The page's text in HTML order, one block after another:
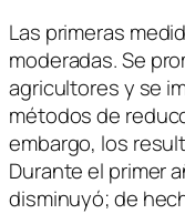
Las primeras
moderadas. Se
agricultores y se
métodos de
embargo, los
Durante el primer
disminuyó; de